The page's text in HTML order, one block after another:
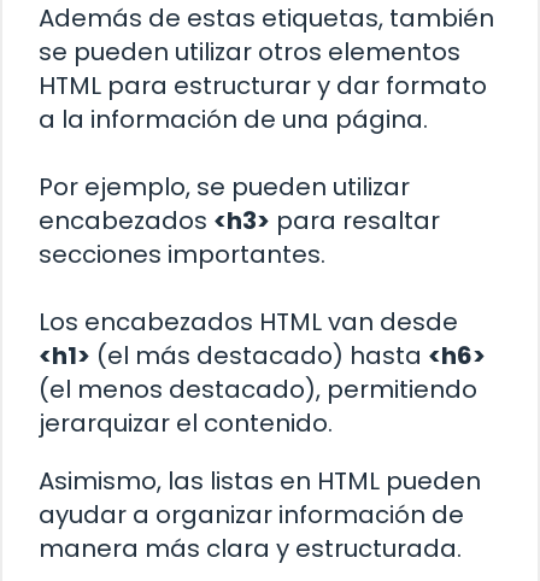
Además de estas etiquetas, también
se pueden utilizar otros elementos
HTML para estructurar y dar formato
a la información de una página.
Por ejemplo, se pueden utilizar
encabezados <h3> para resaltar
secciones importantes.
Los encabezados HTML van desde
<h1> (el más destacado) hasta <h6>
(el menos destacado), permitiendo
jerarquizar el contenido.
Asimismo, las listas en HTML pueden
ayudar a organizar información de
manera más clara y estructurada.